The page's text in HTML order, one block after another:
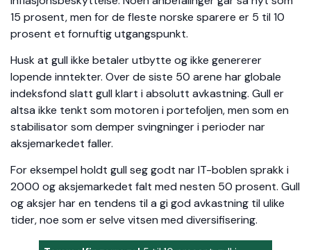
15 prosent, men for de fleste norske sparere er 5 til 10
prosent et fornuftig utgangspunkt.
Husk at gull ikke betaler utbytte og ikke genererer
lopende inntekter. Over de siste 50 arene har globale
indeksfond slatt gull klart i absolutt avkastning. Gull er
altsa ikke tenkt som motoren i portefoljen, men som en
stabilisator som demper svingninger i perioder nar
aksjemarkedet faller.
For eksempel holdt gull seg godt nar IT-boblen sprakk i
2000 og aksjemarkedet falt med nesten 50 prosent. Gull
og aksjer har en tendens til a gi god avkastning til ulike
tider, noe som er selve vitsen med diversifisering.